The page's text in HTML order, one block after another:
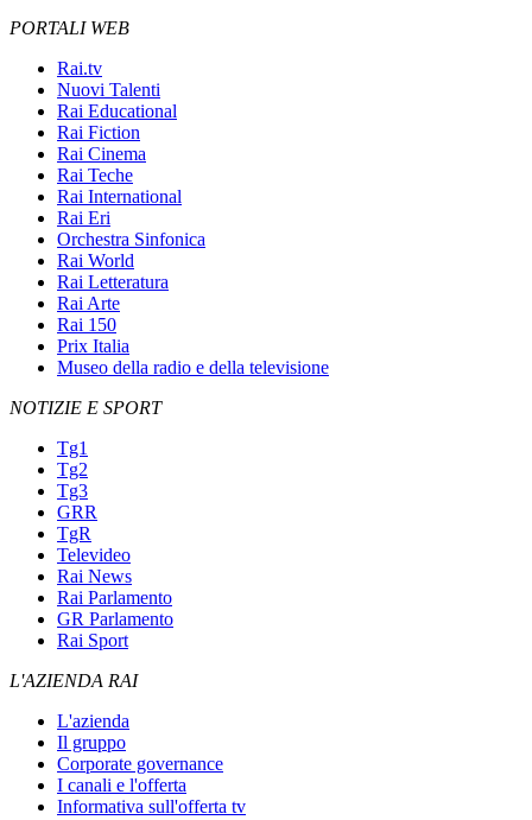
PORTALI WEB
Rai.tv
Nuovi Talenti
Rai Educational
Rai Fiction
Rai Cinema
Rai Teche
Rai International
Rai Eri
Orchestra Sinfonica
Rai World
Rai Letteratura
Rai Arte
Rai 150
Prix Italia
Museo della radio e della televisione
NOTIZIE E SPORT
Tg1
Tg2
Tg3
GRR
TgR
Televideo
Rai News
Rai Parlamento
GR Parlamento
Rai Sport
L'AZIENDA RAI
L'azienda
Il gruppo
Corporate governance
I canali e l'offerta
Informativa sull'offerta tv